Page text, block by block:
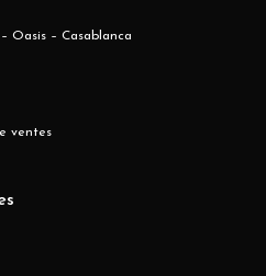
Oasis – Casablanca
ventes